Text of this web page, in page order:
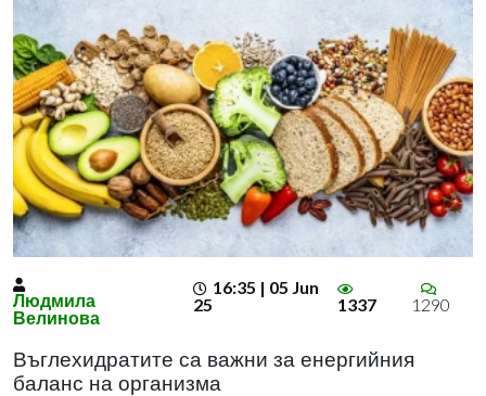
Людмила
Велинова
16:35 | 05 Jun
25
1337 1290
Въглехидратите са важни за енергийния
баланс на организма